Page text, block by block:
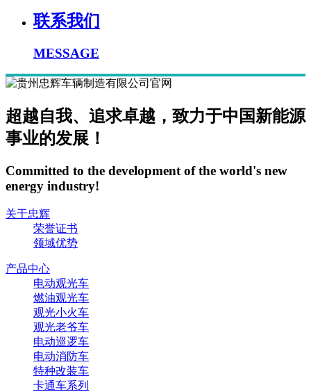
联系我们
MESSAGE
超越自我、追求卓越，致力于中国新能源
事业的发展！
Committed to the development of the world's new
energy industry!
关于忠辉
荣誉证书
领域优势
产品中心
电动观光车
燃油观光车
观光小火车
观光老爷车
电动巡逻车
电动消防车
特种改装车
卡通车系列